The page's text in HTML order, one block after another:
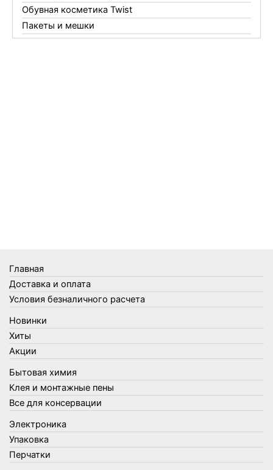
Обувная косметика Twist
Пакеты и мешки
Перчатки
Товары для кухни
Товары для сада и огорода
Товары для туризма и отдыха
Упаковка
Утеплители и прочее
Фонари, лампы и удлинители
Хозяйственные товары
Швабры, стекломои, черенки и насадки
Шнуры, веревки и шпагаты
Электроника
Элементы питания
Главная
Доставка и оплата
Условия безналичного расчета
Новинки
Хиты
Акции
Бытовая химия
Клея и монтажные пены
Все для консервации
Электроника
Упаковка
Перчатки